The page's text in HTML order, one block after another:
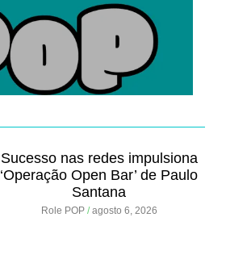
Sucesso nas redes impulsiona
‘Operação Open Bar’ de Paulo
Santana
Role POP agosto 6, 2026